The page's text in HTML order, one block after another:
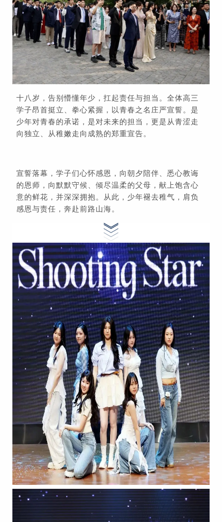
十八岁，告别懵懂年少，扛起责任与担当。全体高三
学子昂首挺立、拳心紧握，以青春之名庄严宣誓。是
少年对青春的承诺，是对未来的担当，更是从青涩走
向独立、从稚嫩走向成熟的郑重宣告。
宣誓落幕，学子们心怀感恩，向朝夕陪伴、悉心教诲
的恩师，向默默守候、倾尽温柔的父母，献上饱含心
意的鲜花，并深深拥抱。从此，少年褪去稚气，肩负
感恩与责任，奔赴前路山海。